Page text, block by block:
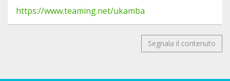
https://www.teaming.net/ukamba
Segnala il contenuto